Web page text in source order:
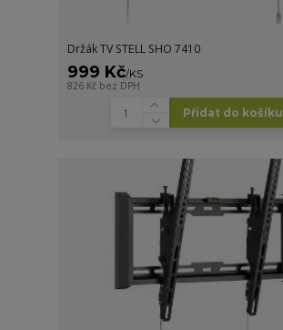
Držák TV STELL SHO 7410
999 Kč/KS
826 Kč bez DPH
Přidat do košíku